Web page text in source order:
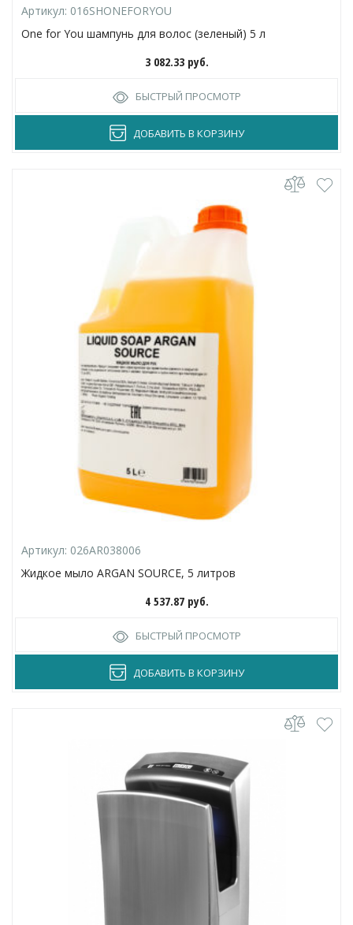
Артикул: 016SHONEFORYOU
One for You шампунь для волос (зеленый) 5 л
3 082.33 руб.
БЫСТРЫЙ ПРОСМОТР
ДОБАВИТЬ В КОРЗИНУ
Артикул: 026AR038006
Жидкое мыло ARGAN SOURCE, 5 литров
4 537.87 руб.
БЫСТРЫЙ ПРОСМОТР
ДОБАВИТЬ В КОРЗИНУ